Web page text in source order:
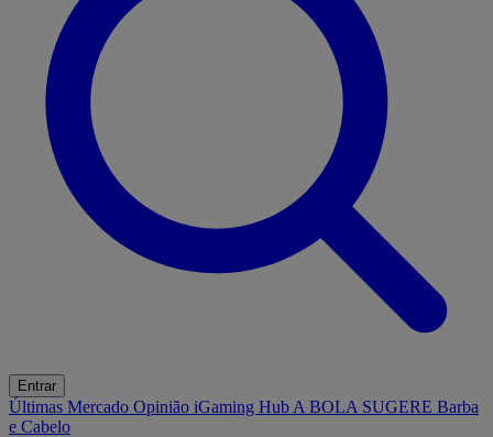
Entrar
Últimas Mercado Opinião iGaming Hub A BOLA SUGERE Barba
e Cabelo